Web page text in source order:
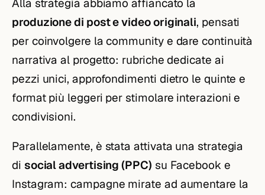
Alla strategia abbiamo affiancato la
produzione di post e video originali, pensati
per coinvolgere la community e dare continuità
narrativa al progetto: rubriche dedicate ai
pezzi unici, approfondimenti dietro le quinte e
format più leggeri per stimolare interazioni e
condivisioni.
Parallelamente, è stata attivata una strategia
di social advertising (PPC) su Facebook e
Instagram: campagne mirate ad aumentare la